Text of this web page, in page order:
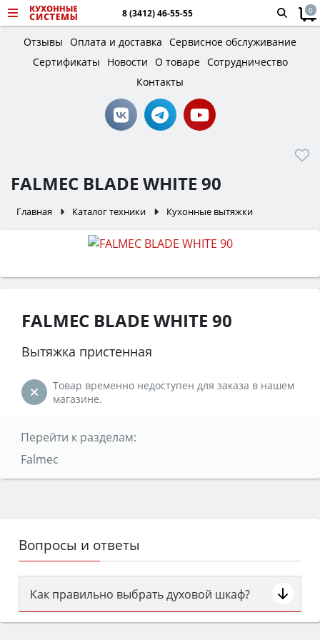
8 (3412) 46-55-55 0
Отзывы Оплата и доставка Сервисное обслуживание
Сертификаты
Новости О товаре Сотрудничество
Контакты
FALMEC BLADE WHITE 90
Главная Каталог техники Кухонные вытяжки
FALMEC BLADE WHITE 90
Вытяжка пристенная
Товар временно недоступен для заказа в нашем
магазине.
Перейти к разделам:
Falmec
Вопросы и ответы
Как правильно выбрать духовой шкаф?
Сначала определитесь с типом (газовый или